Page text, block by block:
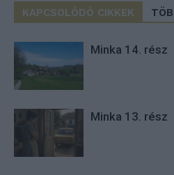
KAPCSOLÓDÓ CIKKEK
Minka 14. rész
Minka 13. rész